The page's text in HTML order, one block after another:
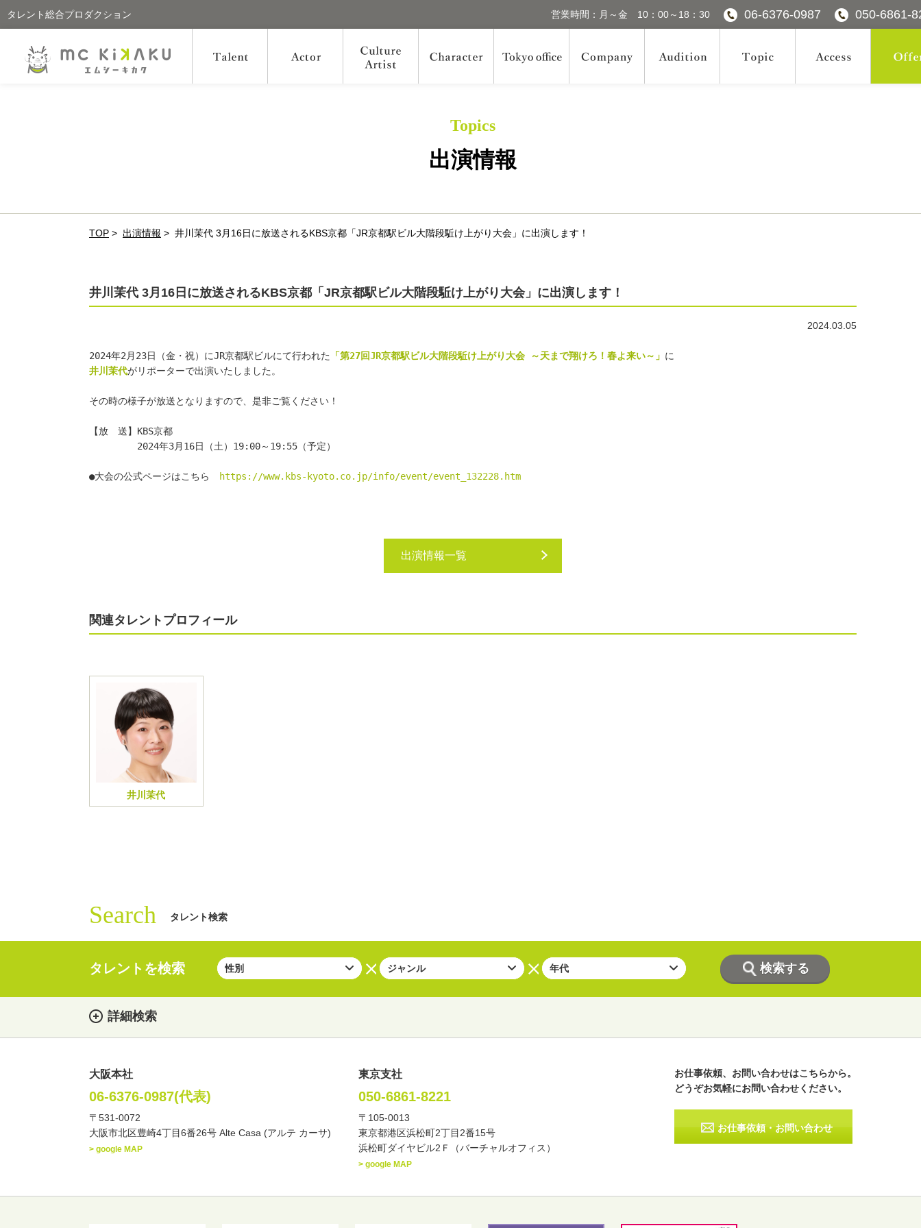
タレント総合プロダクション 営業時間：月～金 10：00～18：30 06-6376-0987 050-6861-
Topics
出演情報
TOP > 出演情報 > 井川茉代 3月16日に放送されるKBS京都「JR京都駅ビル大階段駈け上がり大会」に出演します！
井川茉代 3月16日に放送されるKBS京都「JR京都駅ビル大階段駈け上がり大会」に出演します！
2024.03.05
2024年2月23日（金・祝）にJR京都駅ビルにて行われた 「第27回JR京都駅ビル大階段駈け上がり大会 ～天まで翔けろ！春よ来い～」 に
井川茉代がリポーターで出演いたしました。
その時の様子が放送となりますので、是非ご覧ください！
【放　送】KBS京都
2024年3月16日（土）19:00～19:55（予定）
●大会の公式ページはこちら https://www.kbs-kyoto.co.jp/info/event/event_132228.htm
出演情報一覧
関連タレントプロフィール
井川茉代
Search タレント検索
タレントを検索
詳細検索
・性別
・ジャンル お笑い・バラエティー
講談 モーションアクター
歳～ 歳
大阪本社
06-6376-0987(代表)
〒531-0072
大阪市北区豊崎4丁目6番26号 Alte Casa (アルテ カーサ)
> google MAP
東京支社
050-6861-8221
〒105-0013
東京都港区浜松町2丁目2番15号
浜松町ダイヤビル2Ｆ（バーチャルオフィス）
> google MAP
お仕事依頼、お問い合わせはこちらから。
どうぞお気軽にお問い合わせください。
お仕事依頼・お問い合わせ